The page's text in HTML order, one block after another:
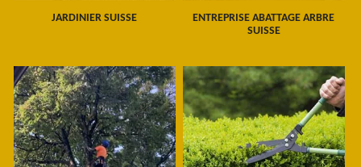
JARDINIER SUISSE
ENTREPRISE ABATTAGE ARBRE
SUISSE